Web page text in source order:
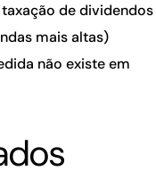
de dividendos
mais altas)
não existe em